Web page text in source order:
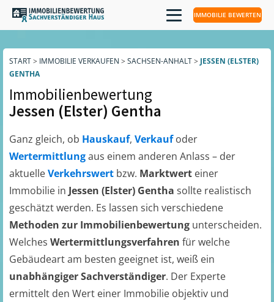
IMMOBILIE BEWERTEN
START> IMMOBILIE VERKAUFEN > SACHSEN-ANHALT> JESSEN (ELSTER)
GENTHA
Immobilienbewertung
Jessen (Elster) Gentha
Ganz gleich, ob Hauskauf, Verkaufoder
Wertermittlungaus einem anderen Anlass – der
aktuelleVerkehrswert bzw. Marktwert einer
Immobilie in Jessen (Elster) Gentha sollte realistisch
geschätzt werden. Es lassen sich verschiedene
Methoden zur Immobilienbewertung unterscheiden.
Welches Wertermittlungsverfahren für welche
Gebäudeart am besten geeignet ist, weiß ein
unabhängiger Sachverständiger. Der Experte
ermittelt den Wert einer Immobilie objektiv und